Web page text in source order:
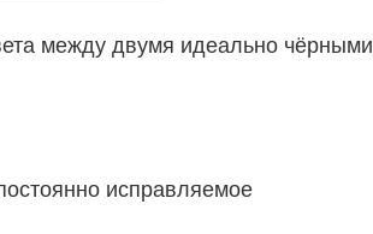
между двумя идеально чёрными
исправляемое